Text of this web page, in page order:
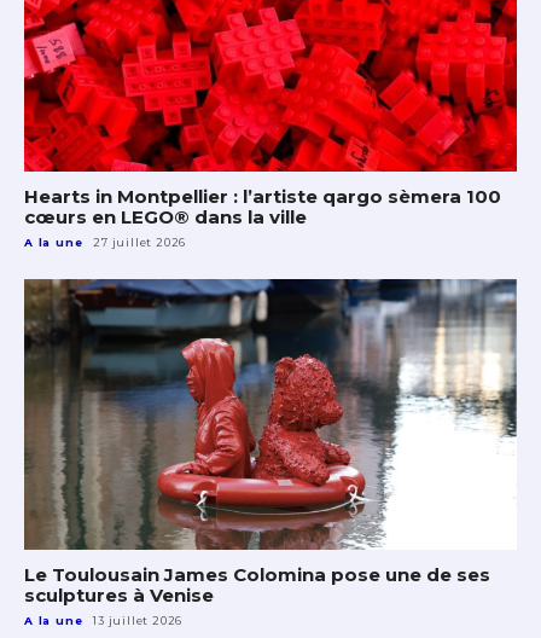
Hearts in Montpellier : l’artiste qargo sèmera 100
cœurs en LEGO® dans la ville
A la une 27 juillet 2026
Le Toulousain James Colomina pose une de ses
sculptures à Venise
A la une 13 juillet 2026